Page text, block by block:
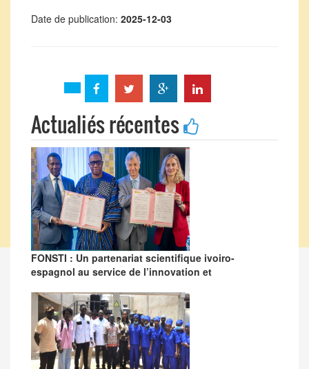
Date de publication: 2025-12-03
Actualiés récentes
FONSTI : Un partenariat scientifique ivoiro-
espagnol au service de l’innovation et